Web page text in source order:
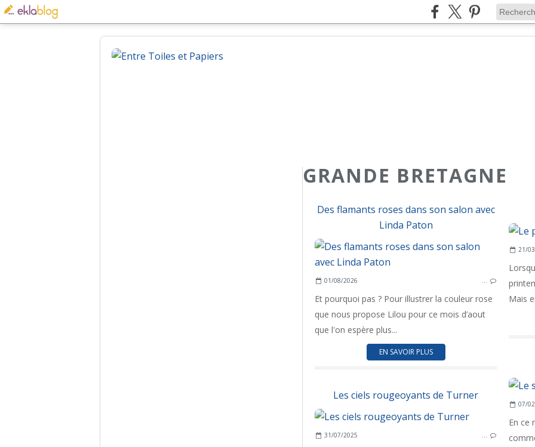
GRANDE BRETAGNE
Des flamants roses dans son salon avec
Linda Paton
01/08/2026 …
Et pourquoi pas ? Pour illustrer la couleur rose
que nous propose Lilou pour ce mois d’aout
que l'on espère plus...
EN SAVOIR PLUS
21/
Mais
07/
En ce
Les ciels rougeoyants de Turner
31/07/2025 …